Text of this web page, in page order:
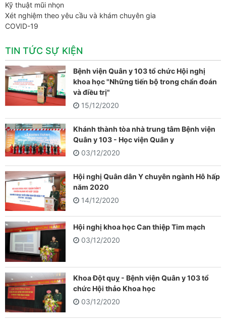
Kỹ thuật mũi nhọn
Xét nghiệm theo yêu cầu và khám chuyên gia
COVID-19
TIN TỨC SỰ KIỆN
Bệnh viện Quân y 103 tổ chức Hội nghị
khoa học "Những tiến bộ trong chẩn đoán
và điều trị"
15/12/2020
Khánh thành tòa nhà trung tâm Bệnh viện
Quân y 103 - Học viện Quân y
03/12/2020
Hội nghị Quân dân Y chuyên ngành Hô hấp
năm 2020
14/12/2020
Hội nghị khoa học Can thiệp Tim mạch
03/12/2020
Khoa Đột quỵ - Bệnh viện Quân y 103 tổ
chức Hội thảo Khoa học
03/12/2020